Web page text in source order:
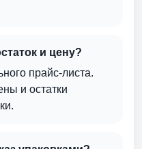
и цену?
прайс-листа.
и остатки